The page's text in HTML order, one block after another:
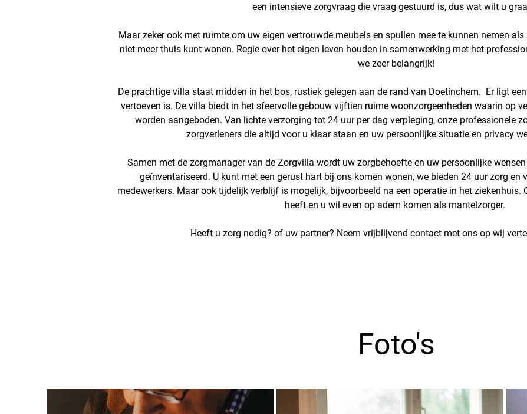
een intensieve zorgvraag die vraag gestuurd is, dus wat wilt u
Maar zeker ook met ruimte om uw eigen vertrouwde meubels en spullen mee te kunnen nemen
niet meer thuis kunt wonen. Regie over het eigen leven houden in samenwerking met het
we zeer belangrijk!
De prachtige villa staat midden in het bos, rustiek gelegen aan de rand van Doetinchem. Er ligt
vertoeven is. De villa biedt in het sfeervolle gebouw vijftien ruime woonzorgeenheden waarin op
worden aangeboden. Van lichte verzorging tot 24 uur per dag verpleging, onze professionele
zorgverleners die altijd voor u klaar staan en uw persoonlijke situatie en privacy
Samen met de zorgmanager van de Zorgvilla wordt uw zorgbehoefte en uw persoonlijke
geïnventariseerd. U kunt met een gerust hart bij ons komen wonen, we bieden 24 uur zorg en
medewerkers. Maar ook tijdelijk verblijf is mogelijk, bijvoorbeeld na een operatie in het ziekenhuis.
heeft en u wil even op adem komen als mantelzorger.
Heeft u zorg nodig? of uw partner? Neem vrijblijvend contact met ons op wij
Foto's